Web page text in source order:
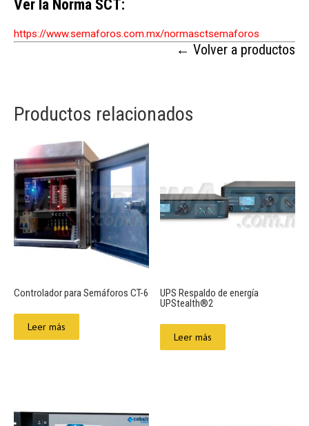
Ver la Norma SCT:
https://www.semaforos.com.mx/normasctsemaforos
← Volver a productos
Productos relacionados
Controlador para Semáforos CT-6
Leer más
UPS Respaldo de energía
UPStealth®2
Leer más